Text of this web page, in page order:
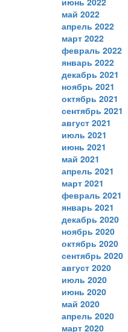
май 2022
апрель 2022
март 2022
февраль 2022
январь 2022
декабрь 2021
ноябрь 2021
октябрь 2021
сентябрь 2021
август 2021
июль 2021
июнь 2021
май 2021
апрель 2021
март 2021
февраль 2021
январь 2021
декабрь 2020
ноябрь 2020
октябрь 2020
сентябрь 2020
август 2020
июль 2020
июнь 2020
май 2020
апрель 2020
март 2020